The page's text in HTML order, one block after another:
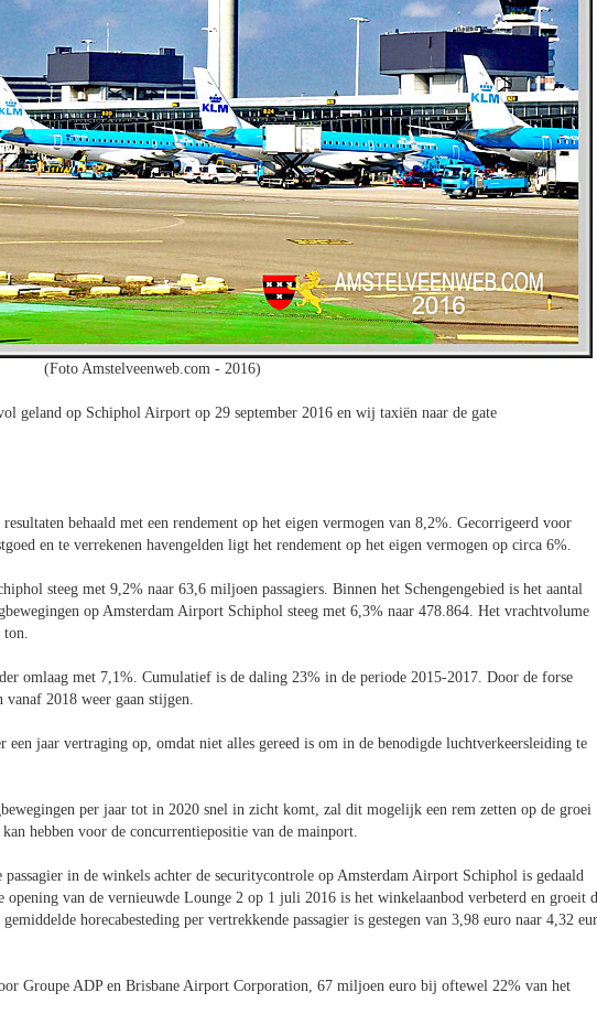
(Foto Amstelveenweb.com - 2016)
geland op Schiphol Airport op 29 september 2016 en wij taxiën naar de gate
behaald met een rendement op het eigen vermogen van 8,2%. Gecorrigeerd voor
en te verrekenen havengelden ligt het rendement op het eigen vermogen op circa 6%.
steeg met 9,2% naar 63,6 miljoen passagiers. Binnen het Schengengebied is het aantal
op Amsterdam Airport Schiphol steeg met 6,3% naar 478.864. Het vrachtvolume
omlaag met 7,1%. Cumulatief is de daling 23% in de periode 2015-2017. Door de forse
2018 weer gaan stijgen.
jaar vertraging op, omdat niet alles gereed is om in de benodigde luchtverkeersleiding te
per jaar tot in 2020 snel in zicht komt, zal dit mogelijk een rem zetten op de groei
hebben voor de concurrentiepositie van de mainport.
in de winkels achter de securitycontrole op Amsterdam Airport Schiphol is gedaald
van de vernieuwde Lounge 2 op 1 juli 2016 is het winkelaanbod verbeterd en groeit
horecabesteding per vertrekkende passagier is gestegen van 3,98 euro naar 4,32
Groupe ADP en Brisbane Airport Corporation, 67 miljoen euro bij oftewel 22% van het